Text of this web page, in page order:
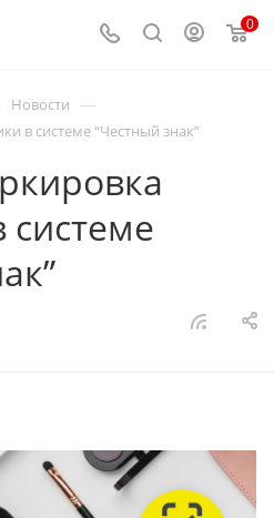
0
Новости —
в системе “Честный знак”
системе